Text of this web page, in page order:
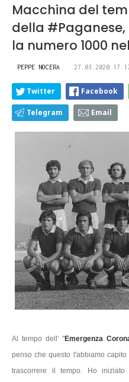
Macchina del
della
la numero 1000
PEPPE NOCERA 27.03.2020
Twitter Facebook
Telegram Email
Al tempo dell' "Emergenza
penso che questo l'abbiamo
trascorrere il tempo. Ho